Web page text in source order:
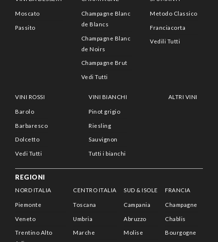
Moscato
Passito
Champagne Blanc
de Blancs
Champagne Blanc
de Noirs
Champagne Brut
Vedi Tutti
Metodo Classico
Franciacorta
Vedili Tutti
VINI ROSSI
Barolo
Barbaresco
Dolcetto
Vedi Tutti
VINI BIANCHI
Pinot grigio
Riesling
Sauvignon
Tutti i bianchi
ALTRI VINI
REGIONI
NORD ITALIA
Piemonte
Veneto
Trentino Alto
CENTRO ITALIA
Toscana
Umbria
Marche
SUD & ISOLE
Campania
Abruzzo
Molise
FRANCIA
Champagne
Chablis
Bourgogne